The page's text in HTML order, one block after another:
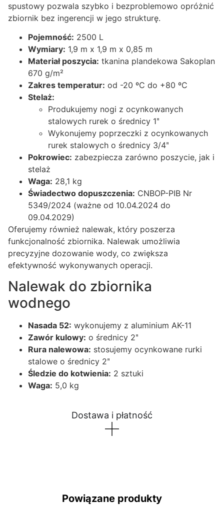
spustowy pozwala szybko i bezproblemowo opróżnić
zbiornik bez ingerencji w jego strukturę.
Pojemność: 2500 L
Wymiary: 1,9 m x 1,9 m x 0,85 m
Materiał poszycia: tkanina plandekowa Sakoplan
670 g/m²
Zakres temperatur: od -20 ºC do +80 ºC
Stelaż:
Produkujemy nogi z ocynkowanych
stalowych rurek o średnicy 1ʺ
Wykonujemy poprzeczki z ocynkowanych
rurek stalowych o średnicy 3/4ʺ
Pokrowiec: zabezpiecza zarówno poszycie, jak i
stelaż
Waga: 28,1 kg
Świadectwo dopuszczenia: CNBOP-PIB Nr
5349/2024 (ważne od 10.04.2024 do
09.04.2029)
Oferujemy również nalewak, który poszerza
funkcjonalność zbiornika. Nalewak umożliwia
precyzyjne dozowanie wody, co zwiększa
efektywność wykonywanych operacji.
Nalewak do zbiornika
wodnego
Nasada 52: wykonujemy z aluminium AK-11
Zawór kulowy: o średnicy 2ʺ
Rura nalewowa: stosujemy ocynkowane rurki
stalowe o średnicy 2ʺ
Śledzie do kotwienia: 2 sztuki
Waga: 5,0 kg
Dostawa i płatność
Powiązane produkty